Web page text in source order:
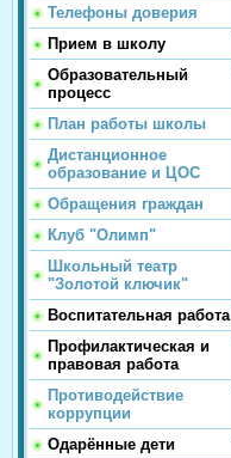
Телефоны доверия
Прием в школу
Образовательный
процесс
План работы школы
Дистанционное
образование и ЦОС
Обращения граждан
Клуб "Олимп"
Школьный театр
"Золотой ключик"
Воспитательная работа
Профилактическая и
правовая работа
Противодействие
коррупции
Одарённые дети